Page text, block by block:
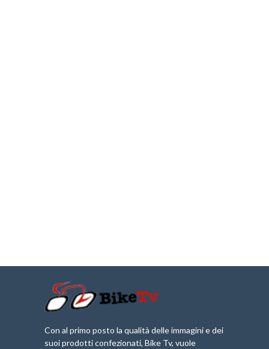
Con al primo posto la qualità delle immagini e dei
suoi prodotti confezionati, Bike Tv, vuole